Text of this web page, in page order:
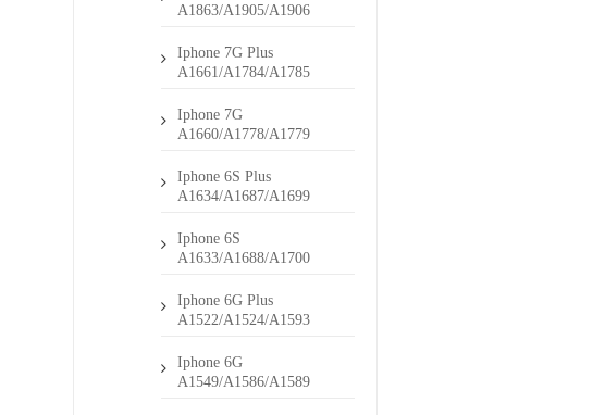
A1863/A1905/A1906
Iphone 7G Plus
A1661/A1784/A1785
Iphone 7G
A1660/A1778/A1779
Iphone 6S Plus
A1634/A1687/A1699
Iphone 6S
A1633/A1688/A1700
Iphone 6G Plus
A1522/A1524/A1593
Iphone 6G
A1549/A1586/A1589